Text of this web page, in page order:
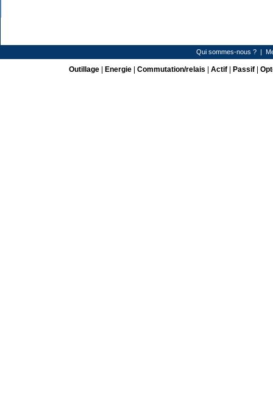
Qui sommes-nous ? |
Outillage| Energie| Commutation/relais Actif| Passif|